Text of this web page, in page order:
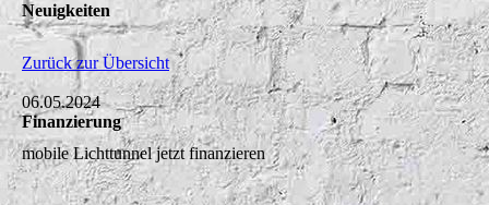
Neuigkeiten
Zurück zur Übersicht
06.05.2024
Finanzierung
mobile Lichttunnel jetzt finanzieren